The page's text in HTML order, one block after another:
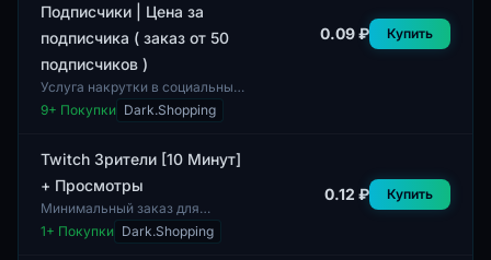
Подписчики | Цена за
подписчика ( заказ от 50
подписчиков )
Услуга накрутки в социальных
сетях на платформе Twitch
предоставляет возможность
подписчиков на ка...
9+ Покупки Dark.Shopping
0.09 ₽ Купить
Twitch Зрители [10 Минут]
+ Просмотры
Минимальный заказ для
данного лота составляет 1
единицу. Данная позиция
1+ Покупки Dark.Shopping
0.12 ₽ Купить